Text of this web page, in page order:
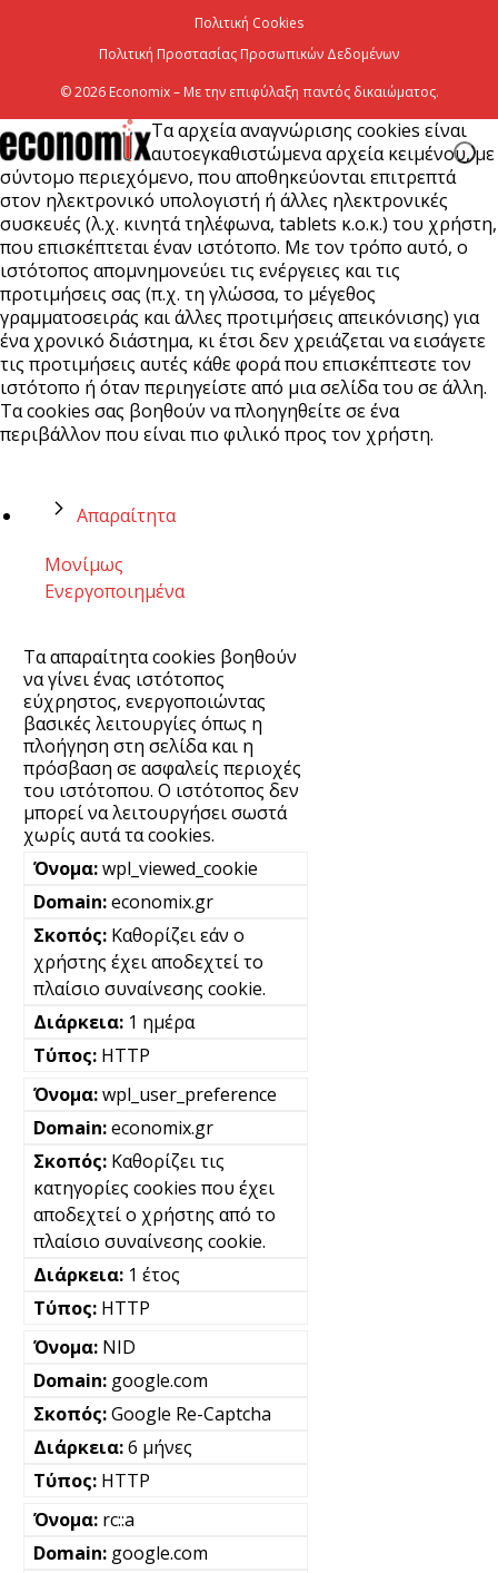
Πολιτική Cookies
Πολιτική Προστασίας Προσωπικών Δεδομένων
© 2026 Economix – Με την επιφύλαξη παντός δικαιώματος.
Τα αρχεία αναγνώρισης cookies είναι
αυτοεγκαθιστώμενα αρχεία κειμένου, με
σύντομο περιεχόμενο, που αποθηκεύονται επιτρεπτά
στον ηλεκτρονικό υπολογιστή ή άλλες ηλεκτρονικές
συσκευές (λ.χ. κινητά τηλέφωνα, tablets κ.ο.κ.) του χρήστη,
που επισκέπτεται έναν ιστότοπο. Με τον τρόπο αυτό, ο
ιστότοπος απομνημονεύει τις ενέργειες και τις
προτιμήσεις σας (π.χ. τη γλώσσα, το μέγεθος
γραμματοσειράς και άλλες προτιμήσεις απεικόνισης) για
ένα χρονικό διάστημα, κι έτσι δεν χρειάζεται να εισάγετε
τις προτιμήσεις αυτές κάθε φορά που επισκέπτεστε τον
ιστότοπο ή όταν περιηγείστε από μια σελίδα του σε άλλη.
Τα cookies σας βοηθούν να πλοηγηθείτε σε ένα
περιβάλλον που είναι πιο φιλικό προς τον χρήστη.
Απαραίτητα
Μονίμως
Ενεργοποιημένα
Τα απαραίτητα cookies βοηθούν
να γίνει ένας ιστότοπος
εύχρηστος, ενεργοποιώντας
βασικές λειτουργίες όπως η
πλοήγηση στη σελίδα και η
πρόσβαση σε ασφαλείς περιοχές
του ιστότοπου. Ο ιστότοπος δεν
μπορεί να λειτουργήσει σωστά
χωρίς αυτά τα cookies.
wpl_viewed_cookie
economix.gr
Καθορίζει εάν ο
χρήστης έχει αποδεχτεί το
πλαίσιο συναίνεσης cookie.
1 ημέρα
HTTP
wpl_user_preference
economix.gr
Καθορίζει τις
κατηγορίες cookies που έχει
αποδεχτεί ο χρήστης από το
πλαίσιο συναίνεσης cookie.
1 έτος
HTTP
NID
google.com
Google Re-Captcha
6 μήνες
HTTP
rc::a
google.com